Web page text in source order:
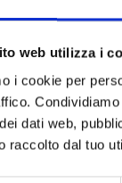
web utilizza i
i cookie per
dati web,
raccolto dal tuo
del
come
del
fra il
di “mister”